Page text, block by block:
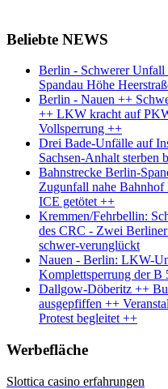
Beliebte NEWS
Berlin - Schwerer Unfall
Spandau Höhe
Berlin - Nauen ++
++ LKW kracht auf
Vollsperrung ++
Drei Bade-Unfälle auf
Sachsen-Anhalt sterben
Bahnstrecke Berlin-
Zugunfall nahe Bahnhof
ICE getötet ++
Kremmen/Fehrbellin:
des CRC - Zwei
schwer-verunglückt
Nauen - Berlin: LKW-
Komplettsperrung der
Dallgow-Döberitz ++
ausgepfiffen ++
Protest begleitet ++
Werbefläche
Slottica casino erfahrungen